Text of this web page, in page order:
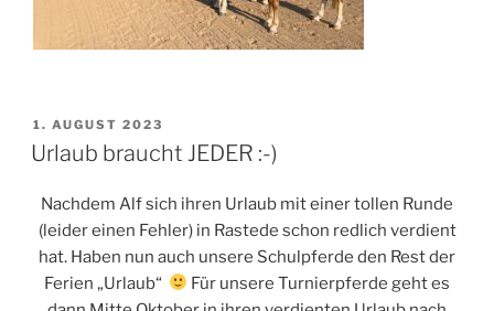
VERÖFFENTLICHT
AM
1. AUGUST 2023
Urlaub braucht JEDER :-)
Nachdem Alf sich ihren Urlaub mit einer tollen Runde
(leider einen Fehler) in Rastede schon redlich verdient
hat. Haben nun auch unsere Schulpferde den Rest der
Ferien „Urlaub“
Für unsere Turnierpferde geht es